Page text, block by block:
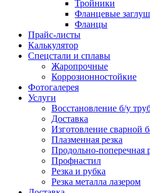
Тройники
Фланцевые
Фланцы
Прайс-листы
Калькулятор
Спецстали и сплавы
Жаропрочные
Коррозионностойкие
Фотогалерея
Услуги
Восстановление б/у
Доставка
Изготовление сварной
Плазменная резка
Продольно-поперечная
Профнастил
Резка и рубка
Резка металла лазером